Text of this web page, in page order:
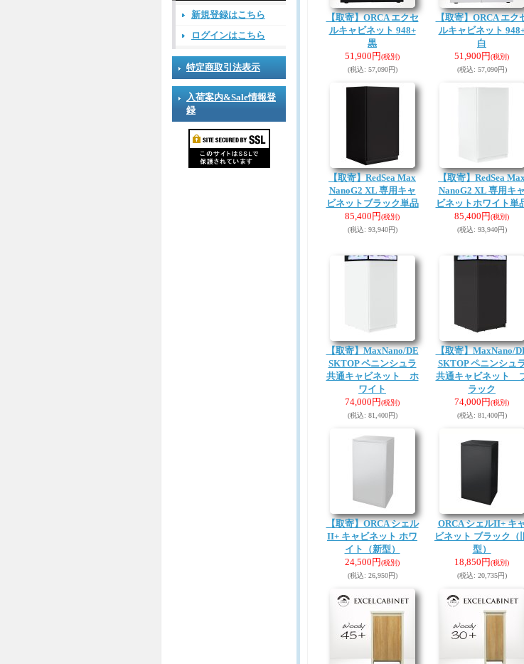
新規登録はこちら
ログインはこちら
特定商取引法表示
入荷案内&Sale情報登
録
【取寄】ORCA エクセ
ルキャビネット 948+
黒
51,900円(税別)
(税込: 57,090円)
【取寄】ORCA エク
ルキャビネット
白
51,900円(税別)
(税込: 57,090円)
【取寄】RedSea Max
NanoG2 XL 専用キャ
ビネットブラック単品
85,400円(税別)
(税込: 93,940円)
【取寄】RedSea
NanoG2 XL 専用キャ
ビネットホワイト単
85,400円(税別)
(税込: 93,940円)
【取寄】MaxNano/DE
SKTOP ペニンシュラ
共通キャビネット ホ
ワイト
74,000円(税別)
(税込: 81,400円)
【取寄】MaxNano/
SKTOP ペニンシュ
共通キャビネット
ラック
74,000円(税別)
(税込: 81,400円)
【取寄】ORCA シェル
II+ キャビネット ホワ
イト（新型）
24,500円(税別)
(税込: 26,950円)
ORCA シェルII+ キ
ビネット ブラック（
型）
18,850円(税別)
(税込: 20,735円)